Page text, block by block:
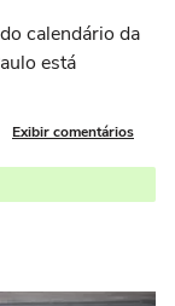
calendário da
está
Exibir comentários